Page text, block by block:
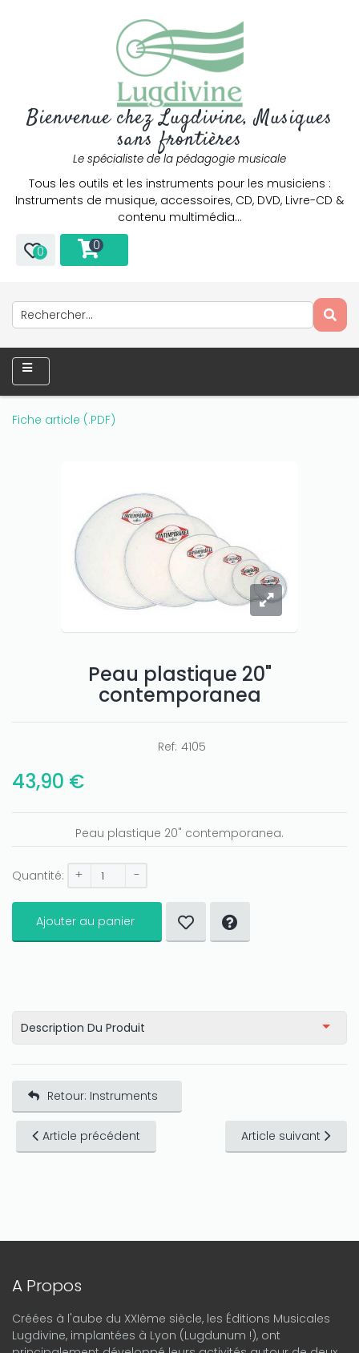
Bienvenue chez Lugdivine, Musiques
sans frontières
Le spécialiste de la pédagogie musicale
Tous les outils et les instruments pour les musiciens :
Instruments de musique, accessoires, CD, DVD, Livre-CD &
contenu multimédia…
0 0
Fiche article (.PDF)
Peau plastique 20"
contemporanea
Ref: 4105
43,90 €
Peau plastique 20" contemporanea.
Quantité: + -
Ajouter au panier
Description Du Produit
Retour: Instruments
Article précédent Article suivant
A Propos
Créées à l'aube du XXIème siècle, les Éditions Musicales
Lugdivine, implantées à Lyon (Lugdunum !), ont
Only play atJoo casinoif you really want to win a huge
amount on your credits!